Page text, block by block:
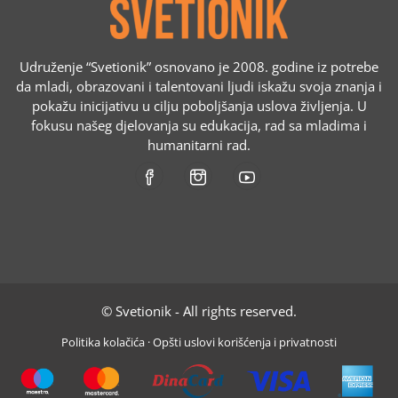
Udruženje “Svetionik” osnovano je 2008. godine iz potrebe
da mladi, obrazovani i talentovani ljudi iskažu svoja znanja i
pokažu inicijativu u cilju poboljšanja uslova življenja. U
fokusu našeg djelovanja su edukacija, rad sa mladima i
humanitarni rad.
© Svetionik - All rights reserved.
Politika kolačića ·Opšti uslovi korišćenja i privatnosti